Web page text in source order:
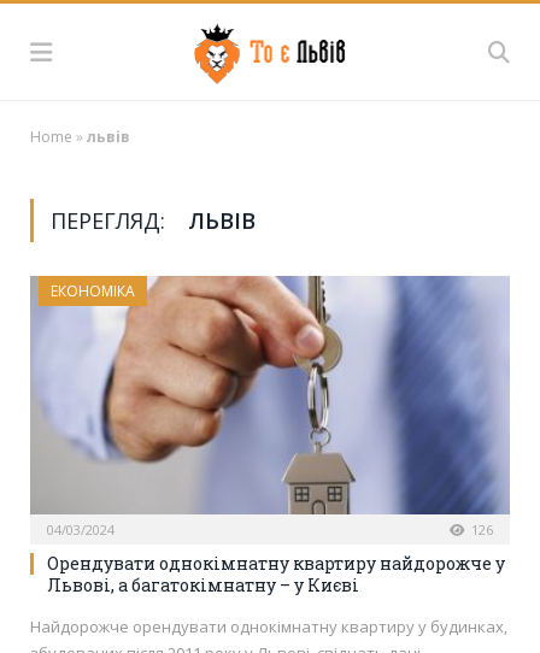
Home »львів
ПЕРЕГЛЯД: ЛЬВІВ
ЕКОНОМІКА
04/03/2024 126
Орендувати однокімнатну квартиру найдорожче у
Львові, а багатокімнатну – у Києві
Найдорожче орендувати однокімнатну квартиру у будинках,